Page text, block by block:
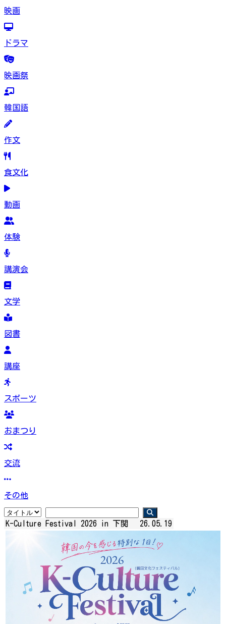
映画
ドラマ
映画祭
韓国語
作文
食文化
動画
体験
講演会
文学
図書
講座
スポーツ
おまつり
交流
その他
K-Culture Festival 2026 in 下関 26.05.19